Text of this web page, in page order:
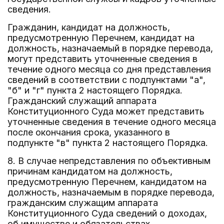
сведения.
Гражданин, кандидат на должность,
предусмотренную Перечнем, кандидат на
должность, назначаемый в порядке перевода,
могут представить уточненные сведения в
течение одного месяца со дня представления
сведений в соответствии с подпунктами "а",
"б" и "г" пункта 2 настоящего Порядка.
Гражданский служащий аппарата
Конституционного Суда может представить
уточненные сведения в течение одного месяца
после окончания срока, указанного в
подпункте "в" пункта 2 настоящего Порядка.
8. В случае непредставления по объективным
причинам кандидатом на должность,
предусмотренную Перечнем, кандидатом на
должность, назначаемым в порядке перевода,
гражданским служащим аппарата
Конституционного Суда сведений о доходах,